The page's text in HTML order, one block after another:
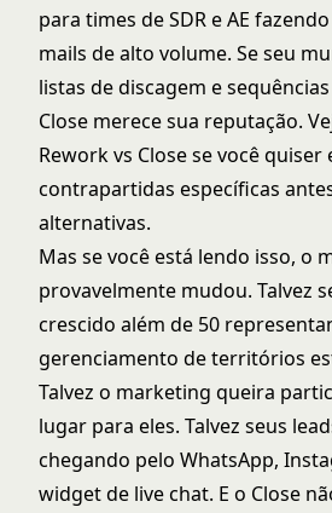
para times de SDR e AE
mails de alto volume. Se seu
listas de discagem e
Close merece sua reputação.
Rework vs Closese você quiser
contrapartidas específicas
alternativas.
Mas se você está lendo isso, o
provavelmente mudou. Talvez
crescido além de 50
gerenciamento de territórios
Talvez o marketing queira
lugar para eles. Talvez seus
chegando pelo WhatsApp,
widget de live chat. E o Close